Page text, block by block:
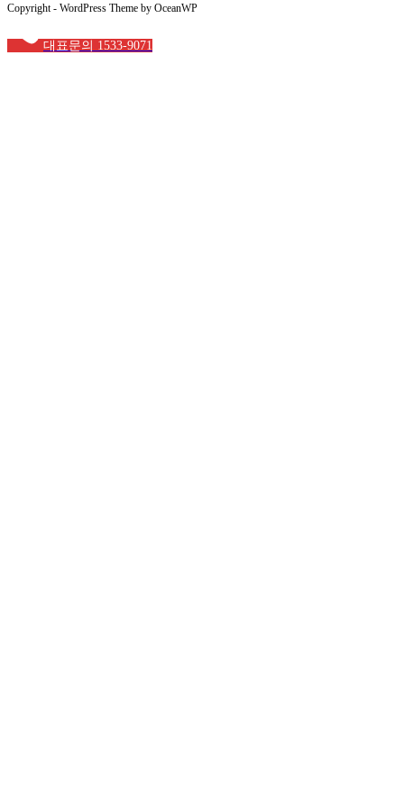
Copyright - WordPress Theme by OceanWP
대표문의 1533-9071